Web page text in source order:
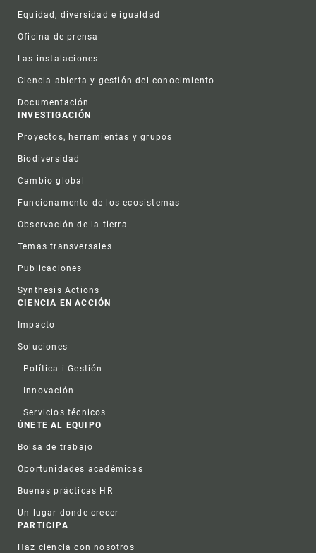
Equidad, diversidad e igualdad
Oficina de prensa
Las instalaciones
Ciencia abierta y gestión del conocimiento
Documentación
INVESTIGACIÓN
Proyectos, herramientas y grupos
Biodiversidad
Cambio global
Funcionamento de los ecosistemas
Observación de la tierra
Temas transversales
Publicaciones
Synthesis Actions
CIENCIA EN ACCIÓN
Impacto
Soluciones
Política i Gestión
Innovación
Servicios técnicos
ÚNETE AL EQUIPO
Bolsa de trabajo
Oportunidades académicas
Buenas prácticas HR
Un lugar donde crecer
PARTICIPA
Haz ciencia con nosotros